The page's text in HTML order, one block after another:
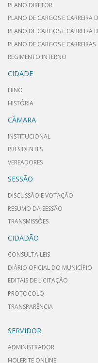
PLANO DIRETOR
PLANO DE CARGOS E CARREIRA
PLANO DE CARGOS E CARREIRA
PLANO DE CARGOS E CARREIRAS
REGIMENTO INTERNO
CIDADE
HINO
HISTÓRIA
CÂMARA
INSTITUCIONAL
PRESIDENTES
VEREADORES
SESSÃO
DISCUSSÃO E VOTAÇÃO
RESUMO DA SESSÃO
TRANSMISSÕES
CIDADÃO
CONSULTA LEIS
DIÁRIO OFICIAL DO MUNICÍPIO
EDITAIS DE LICITAÇÃO
PROTOCOLO
TRANSPARÊNCIA
SERVIDOR
ADMINISTRADOR
HOLERITE ONLINE